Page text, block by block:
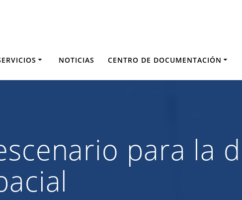
NOTICIAS CENTRO DE DOCUMENTACIÓN
para la